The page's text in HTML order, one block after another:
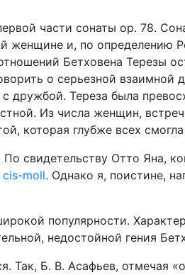
части сонаты ор. 78.
женщине и, по определению
Бетховена Терезы
о серьезной взаимной
дружбой. Тереза была
Из числа женщин,
которая глубже всех
свидетельству Отто Яна,
cis-moll. Однако я, поистине,
популярности.
недостойной гения
Так, Б. В. Асафьев, отмечая